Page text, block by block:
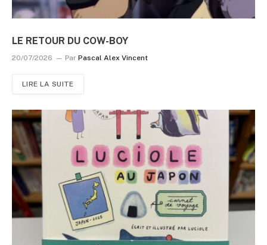
LE RETOUR DU COW-BOY
20/07/2026 Par Pascal Alex Vincent
LIRE LA SUITE